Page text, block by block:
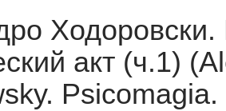
Ходоровски.
акт (ч.1)